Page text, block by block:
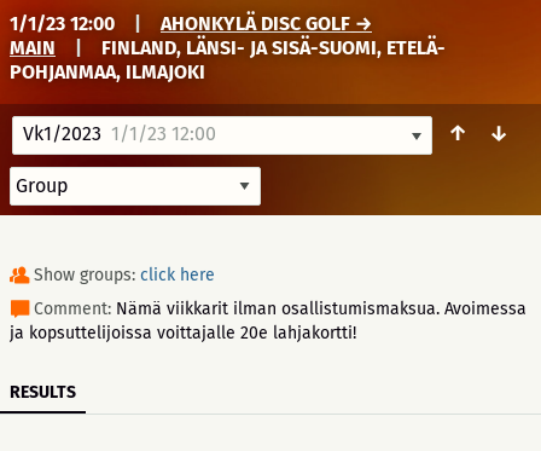
1/1/23 12:00
AHONKYLÄ DISC GOLF →
MAIN
FINLAND, LÄNSI- JA SISÄ-SUOMI, ETELÄ-
POHJANMAA, ILMAJOKI
Vk1/2023 1/1/23 12:00 ↑ ↓
Show groups: click here
Comment: Nämä viikkarit ilman osallistumismaksua. Avoimessa
ja kopsuttelijoissa voittajalle 20e lahjakortti!
RESULTS